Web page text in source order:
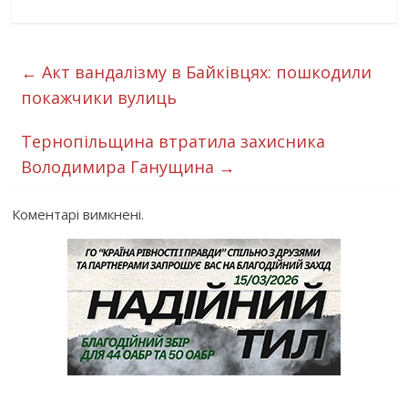
← Акт вандалізму в Байківцях: пошкодили
покажчики вулиць
Тернопільщина втратила захисника
Володимира Ганущина →
Коментарі вимкнені.